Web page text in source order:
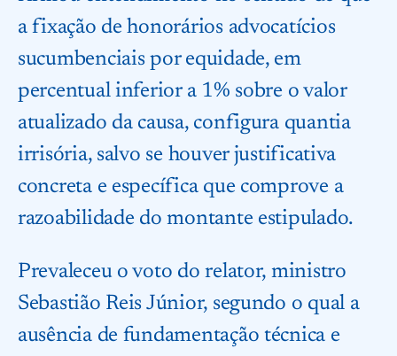
a fixação de honorários advocatícios
sucumbenciais por equidade, em
percentual inferior a 1% sobre o valor
atualizado da causa, configura quantia
irrisória, salvo se houver justificativa
concreta e específica que comprove a
razoabilidade do montante estipulado.
Prevaleceu o voto do relator, ministro
Sebastião Reis Júnior, segundo o qual a
ausência de fundamentação técnica e